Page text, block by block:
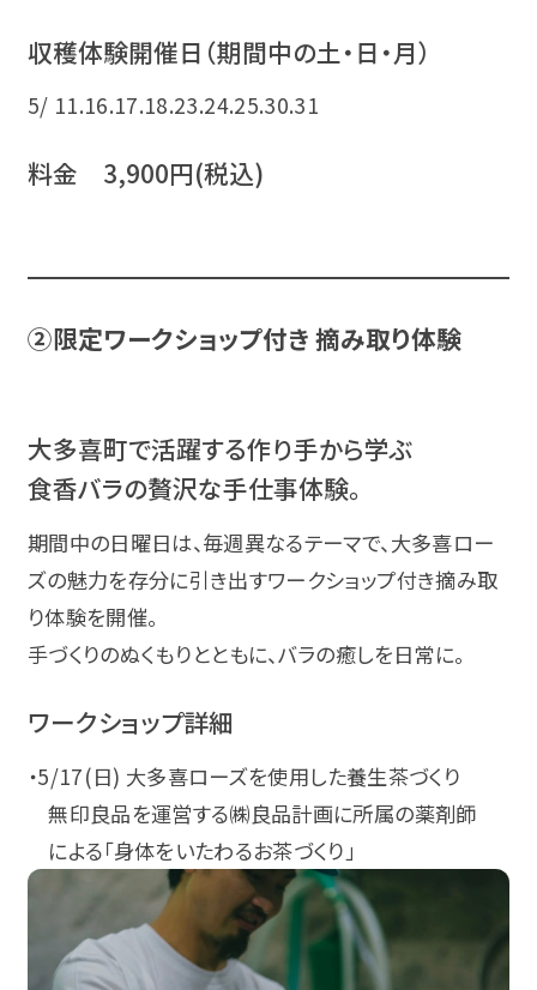
収穫体験開催日（期間中の土・日・月）
5/ 11.16.17.18.23.24.25.30.31
料金 3,900円(税込)
②限定ワークショップ付き 摘み取り体験
大多喜町で活躍する作り手から学ぶ
食香バラの贅沢な手仕事体験。
期間中の日曜日は、毎週異なるテーマで、大多喜ロー
ズの魅力を存分に引き出すワークショップ付き摘み取
り体験を開催。
手づくりのぬくもりとともに、バラの癒しを日常に。
ワークショップ詳細
・5/17(日) 大多喜ローズを使用した養生茶づくり
無印良品を運営する㈱良品計画に所属の薬剤師
による「身体をいたわるお茶づくり」